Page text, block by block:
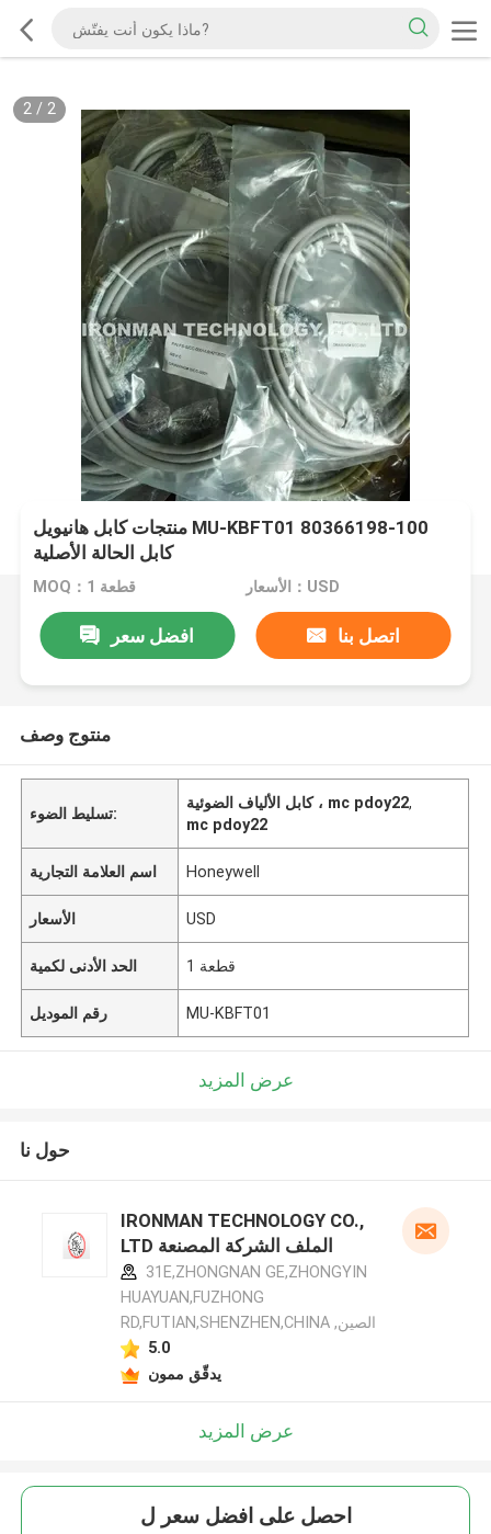
2/ 2
منتجات كابل هانيويل MU-KBFT01 80366198-100
كابل الحالة الأصلية
MOQ：1 قطعة الأسعار：USD
افضل سعر اتصل بنا
منتوج وصف
تسليط الضوء:
كابل الألياف الضوئية ، mc pdoy22,
mc pdoy22
اسم العلامة التجارية Honeywell
الأسعار USD
الحد الأدنى لكمية 1 قطعة
رقم الموديل MU-KBFT01
عرض المزيد
حول نا
IRONMAN TECHNOLOGY CO.,
LTD الملف الشركة المصنعة
31E,ZHONGNAN GE,ZHONGYIN
HUAYUAN,FUZHONG
RD,FUTIAN,SHENZHEN,CHINA ,الصين
5.0
يدقّق ممون
عرض المزيد
احصل على افضل سعر ل